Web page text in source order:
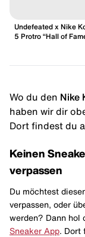
Undefeated x Nike
5 Protro “Hall of
Wo du den Nike
haben wir dir
Dort findest du
Keinen
verpassen
Du möchtest
verpassen, oder
werden? Dann hol
Sneaker App .